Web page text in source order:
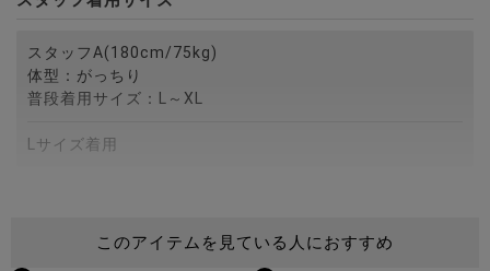
スタッフA(180cm/75kg)
体型：がっちり
普段着用サイズ：L～XL
Lサイズ着用
普段着用サイズ：M～L
このアイテムを見ている人におすすめ